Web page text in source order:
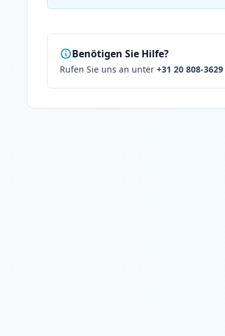
Benötigen Sie Hilfe?
Rufen Sie uns an unter +31 20 808-3629